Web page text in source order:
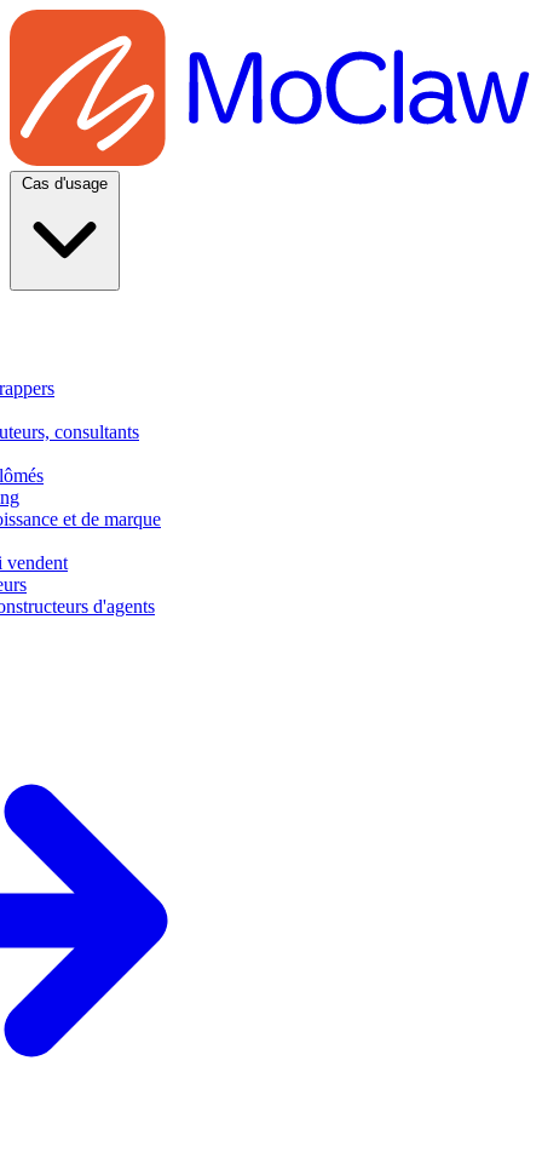
consultants
et de marque
vendent
d'agents